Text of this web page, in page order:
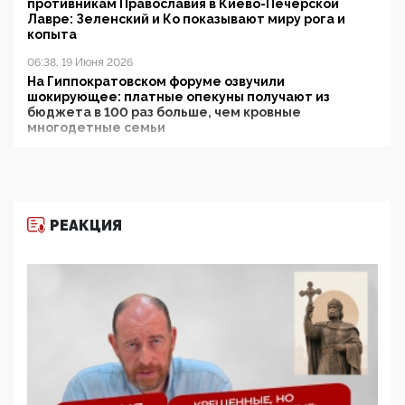
противникам Православия в Киево-Печерской
Лавре: Зеленский и Ко показывают миру рога и
копыта
06:38, 19 Июня 2026
На Гиппократовском форуме озвучили
шокирующее: платные опекуны получают из
бюджета в 100 раз больше, чем кровные
многодетные семьи
11:53, 09 Июня 2026
деятельность ИИТО ЮНЕСКО в России, но
цифроглобалисты продолжают определять
повестку в образовании
09:43, 01 Июня 2026
5G за счет здоровья граждан: Минцифры намерено
отобрать у регионов и муниципалитетов право
защищать жилые дома и социальные объекты от
РЕАКЦИЯ